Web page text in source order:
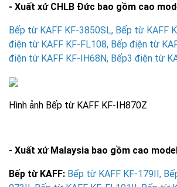
- Xuất xứ CHLB Đức bao gồm cao
Bếp từ KAFF KF-3850SL, Bếp từ KAFF
điện từ KAFF KF-FL108, Bếp điện từ
điện từ KAFF KF-IH68N, Bếp3 điện từ
Hình ảnh Bếp từ KAFF KF-IH870Z
- Xuất xứ Malaysia bao gồm cao
Bếp từ KAFF: Bếp từ KAFF KF-179II,